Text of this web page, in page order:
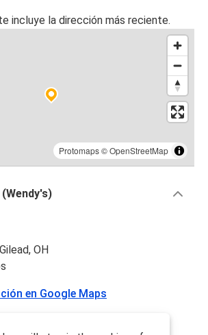
incluye la dirección más reciente.
Protomaps©OpenStreetMap
OH
en Google Maps